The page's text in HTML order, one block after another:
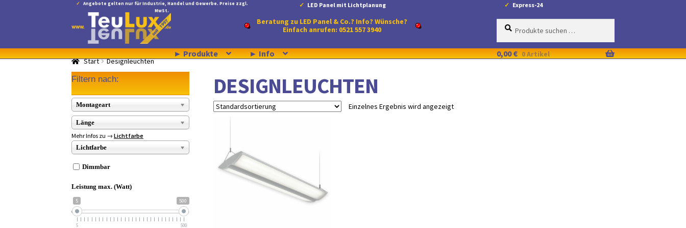
Angebote gelten nur für Industrie, Handel und Gewerbe. Preise zzgl.
MwSt.
LED Panel mit Lichtplanung Express-24
Navigation
springen
Inhalt
springen
Beratung zu LED Panel & Co.? Info? Wünsche?
Einfach anrufen: 0521 557 3940
Suche
Suchen
► Produkte ► Info 0,00€ 0 Artikel
Start Designleuchten
DESIGNLEUCHTEN
Einzelnes Ergebnis wird angezeigt
Filtern nach:
Montageart
Länge
Mehr Infos zu →Lichtfarbe
Lichtfarbe
Dimmbar
Leistung max. (Watt)
5 500
5 500